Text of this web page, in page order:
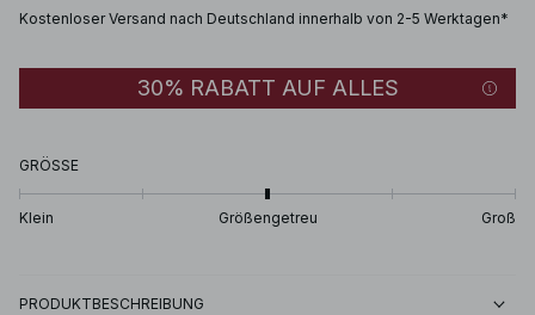
Kostenloser Versand nach Deutschland innerhalb von 2-5 Werktagen*
30% RABATT AUF ALLES
GRÖSSE
Klein Größengetreu Groß
PRODUKTBESCHREIBUNG